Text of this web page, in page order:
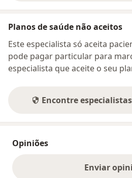
Planos de saúde não aceitos
Este especialista só aceita
pode pagar particular para
especialista que aceite o seu
Encontre
Opiniões
Enviar